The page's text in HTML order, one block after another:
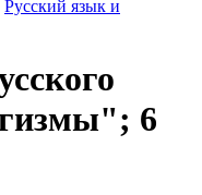
Русский язык и
6